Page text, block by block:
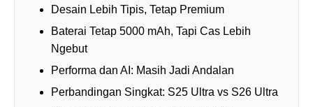
Desain Lebih Tipis, Tetap Premium
Baterai Tetap 5000 mAh, Tapi Cas Lebih
Ngebut
Performa dan AI: Masih Jadi Andalan
Perbandingan Singkat: S25 Ultra vs S26 Ultra